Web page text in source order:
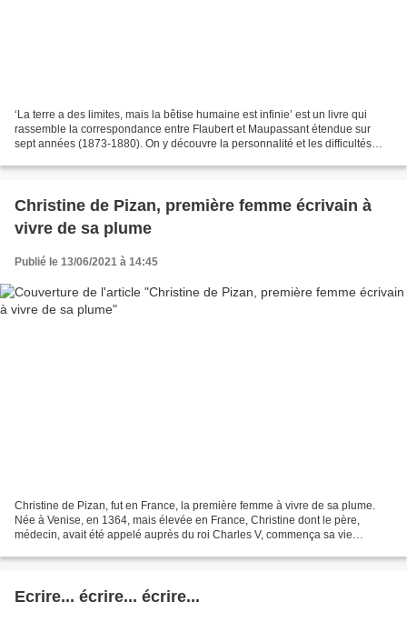
‘La terre a des limites, mais la bêtise humaine est infinie’ est un livre qui
rassemble la correspondance entre Flaubert et Maupassant étendue sur
sept années (1873-1880). On y découvre la personnalité et les difficultés
Christine de Pizan, première femme écrivain à
vivre de sa plume
Publié le 13/06/2021 à 14:45
Christine de Pizan, fut en France, la première femme à vivre de sa plume.
Née à Venise, en 1364, mais élevée en France, Christine dont le père,
médecin, avait été appelé auprès du roi Charles V, commença sa vie
Ecrire... écrire... écrire...